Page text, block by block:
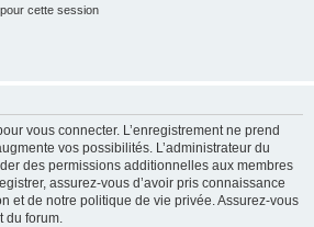
cette session
vous connecter. L’enregistrement ne prend
vos possibilités. L’administrateur du
des permissions additionnelles aux membres
assurez-vous d’avoir pris connaissance
et de notre politique de vie privée. Assurez-vous
du forum.